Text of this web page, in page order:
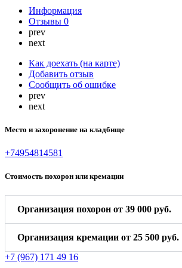
Информация
Отзывы 0
prev
next
Как доехать (на карте)
Добавить отзыв
Сообщить об ошибке
prev
next
Место и захоронение на кладбище
+74954814581
Стоимость похорон или кремации
Организация похорон от 39 000 руб.
Организация кремации от 25 500 руб.
+7 (967) 171 49 16